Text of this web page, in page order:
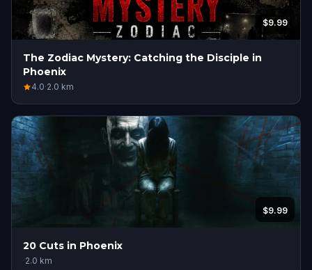
$9.99
The Zodiac Mystery: Catching the Disciple in
Phoenix
4.0·2.0 km
$9.99
20 Cuts in Phoenix
·2.0 km